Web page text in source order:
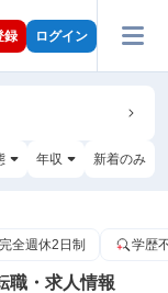
録 ログイン
年収 新着のみ
完全週休2日制 学歴
職・求人情報